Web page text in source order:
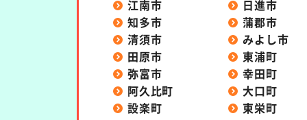
江南市
日進市
知多市
蒲郡市
清須市
みよし市
田原市
東浦町
弥富市
幸田町
阿久比町
大口町
設楽町
東栄町